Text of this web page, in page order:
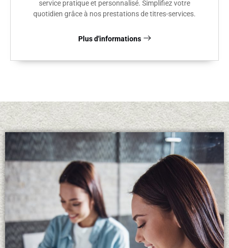
service pratique et personnalisé. Simplifiez votre
quotidien grâce à nos prestations de titres-services.
Plus d'informations